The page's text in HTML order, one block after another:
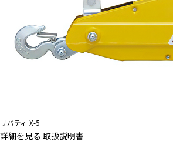
リバティ X-5
詳細を見る 取扱説明書